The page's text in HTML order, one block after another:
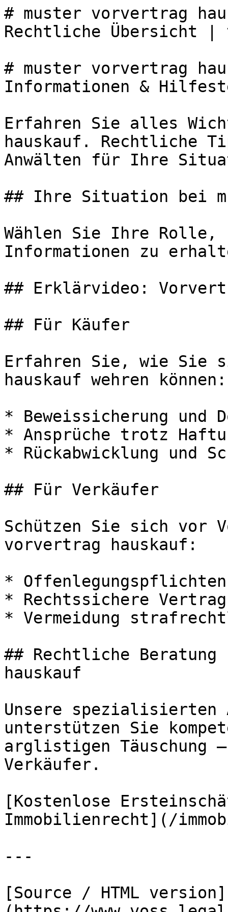
# muster vorvertrag
Rechtliche Übersicht |
# muster vorvertrag
Informationen &
Erfahren Sie alles
hauskauf. Rechtliche
Anwälten für Ihre
## Ihre Situation bei
Wählen Sie Ihre Rolle,
Informationen zu
## Erklärvideo:
## Für Käufer
Erfahren Sie, wie Sie
hauskauf wehren können:
* Beweissicherung und
* Ansprüche trotz
* Rückabwicklung und
## Für Verkäufer
Schützen Sie sich vor
vorvertrag hauskauf:
* Offenlegungspflichten
* Rechtssichere
* Vermeidung
## Rechtliche
hauskauf
Unsere spezialisierten
unterstützen Sie
arglistigen Täuschung
Verkäufer.
[Kostenlose
Immobilienrecht](/
---
[Source / HTML version]